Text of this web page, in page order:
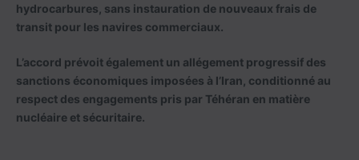
hydrocarbures, sans instauration de nouveaux frais de
transit pour les navires commerciaux.
L’accord prévoit également un allégement progressif des
sanctions économiques imposées à l’Iran, conditionné au
respect des engagements pris par Téhéran en matière
nucléaire et sécuritaire.